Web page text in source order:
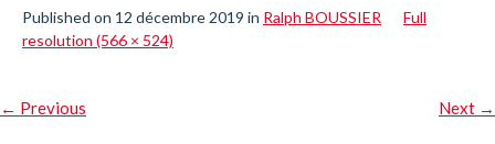
Published on 12 décembre 2019 in Ralph BOUSSIER
Full
resolution (566 × 524)
← Previous Next →